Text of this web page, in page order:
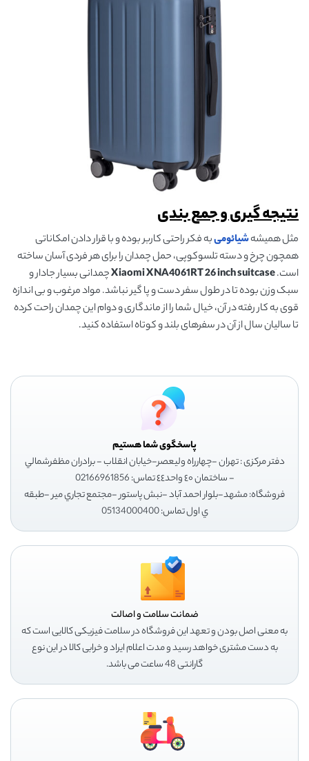
نتیجه گیری و جمع بندی
مثل همیشهشیائومیبه فکر راحتی کاربر بوده و با قرار دادن امکاناتی
همچون چرخ و دسته تلسوکوپی، حمل چمدان را برای هر فردی آسان ساخته
است.Xiaomi XNA4061RT 26 inch suitcaseچمدانی بسیار جادار و
سبک وزن بوده تا در طول سفر دست و پا گیر نباشد. مواد مرغوب و بی اندازه
قوی به کار رفته در آن، خیال شما را از ماندگاری و دوام این چمدان راحت کرده
تا سالیان سال از آن در سفرهای بلند و کوتاه استفاده کنید.
پاسخگوی شما هستیم
دفتر مرکزی : تهران -چهارراه وليعصر-خيابان انقلاب - برادران مظفرشمالي
- ساختمان ٤٠ واحد٤٤ تماس: 02166961856
فروشگاه: مشهد-بلوار احمد آباد -نبش پاستور -مجتمع تجاري مير -طبقه
ي اول تماس: 05134000400
ضمانت سلامت و اصالت
به معنی اصل بودن و تعهد این فروشگاه در سلامت فیزیکی کالایی است که
به دست مشتری خواهد رسید و مدت اعلام ایراد و خرابی کالا در این نوع
گارانتی 48 ساعت می باشد.